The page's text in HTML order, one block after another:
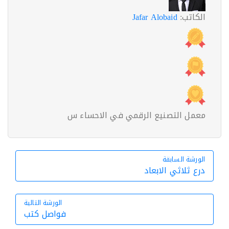
الكاتب:Jafar Alobaid
معمل التصنيع الرقمي في الاحساء س
الورشة السابقة
الورشة السابقة
درع ثلاثي الابعاد
الورشة التالية
الورشة
فواصل كتب